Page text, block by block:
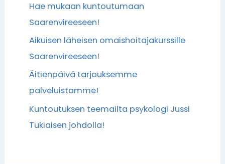
Hae mukaan kuntoutumaan
Saarenvireeseen!
Aikuisen läheisen omaishoitajakurssille
Saarenvireeseen!
Äitienpäivä tarjouksemme
palveluistamme!
Kuntoutuksen teemailta psykologi Jussi
Tukiaisen johdolla!